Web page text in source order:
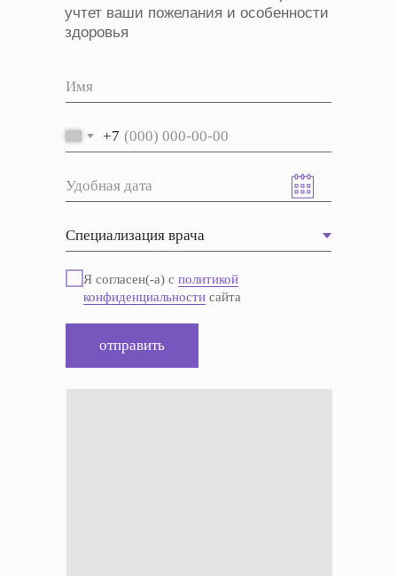
учтет ваши пожелания и особенности
здоровья
+7
Я согласен(-а) с политикой
конфиденциальности сайта
отправить